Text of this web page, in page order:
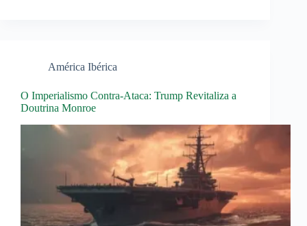
América Ibérica
O Imperialismo Contra-Ataca: Trump Revitaliza a
Doutrina Monroe